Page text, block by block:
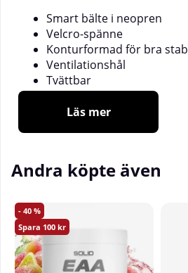
Smart bälte i neopren
Velcro-spänne
Konturformad för bra
Ventilationshål
Tvättbar
Bältets bredd (bredaste
Tekniska specifikationer:
Storlekar: XS-XL
Material bälte: 60%
Storleksguide:
XS: 60 - 70 cm
Läs mer
Andra köpte även
40
100